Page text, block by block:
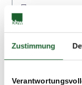
Zustimmung